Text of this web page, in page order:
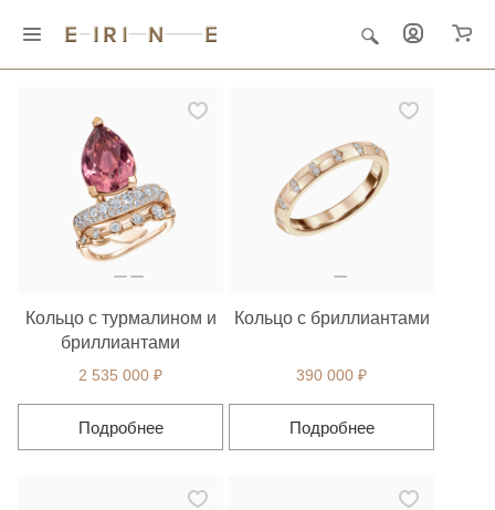
2 535 000 ₽
Кольцо с турмалином и
бриллиантами
Подробнее
390 000 ₽
Кольцо с бриллиантами
Подробнее